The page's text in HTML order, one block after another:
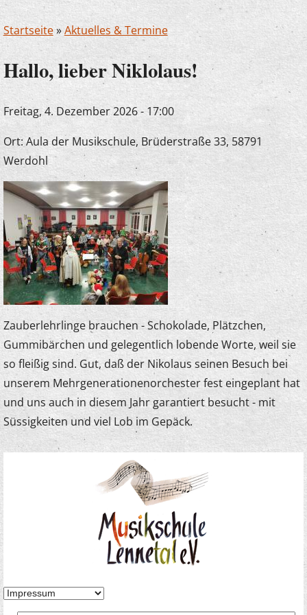
Startseite»Aktuelles & Termine
Hallo, lieber Niklolaus!
Freitag, 4. Dezember 2026 - 17:00
Ort: Aula der Musikschule, Brüderstraße 33, 58791
Werdohl
Zauberlehrlinge brauchen - Schokolade, Plätzchen,
Gummibärchen und gelegentlich lobende Worte, weil sie
so fleißig sind. Gut, daß der Nikolaus seinen Besuch bei
unserem Mehrgenerationenorchester fest eingeplant hat
und uns auch in diesem Jahr garantiert besucht - mit
Süssigkeiten und viel Lob im Gepäck.